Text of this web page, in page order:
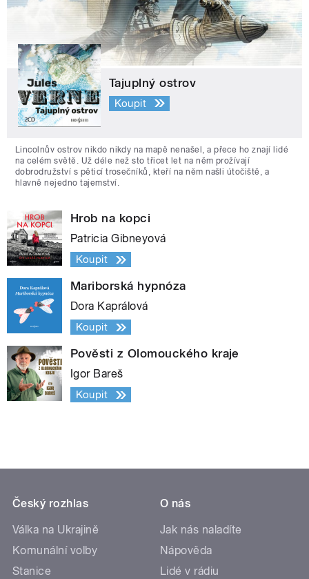
Tajuplný ostrov
Koupit
Lincolnův ostrov nikdo nikdy na mapě nenašel, a přece ho znají lidé
na celém světě. Už déle než sto třicet let na něm prožívají
dobrodružství s pěticí trosečníků, kteří na něm našli útočiště, a
hlavně nejedno tajemství.
Hrob na kopci
Patricia Gibneyová
Koupit
Mariborská hypnóza
Dora Kaprálová
Koupit
Pověsti z Olomouckého kraje
Igor Bareš
Koupit
Český rozhlas
Válka na Ukrajině
Komunální volby
Stanice
O nás
Jak nás naladíte
Nápověda
Lidé v rádiu